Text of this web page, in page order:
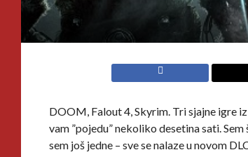
DOOM, Falout 4, Skyrim. Tri sjajne igre
vam ”pojedu” nekoliko desetina sati.
sem još jedne – sve se nalaze u novom